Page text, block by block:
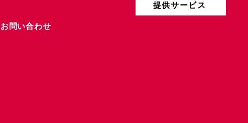
お問い合わせ
提供サービス